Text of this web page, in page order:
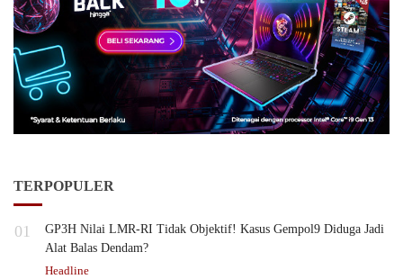
TERPOPULER
01
GP3H Nilai LMR-RI Tidak Objektif! Kasus Gempol9 Diduga Jadi
Alat Balas Dendam?
Headline